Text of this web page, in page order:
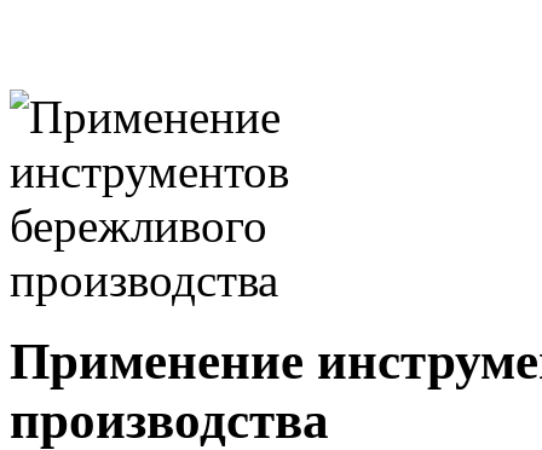
Применение
производства